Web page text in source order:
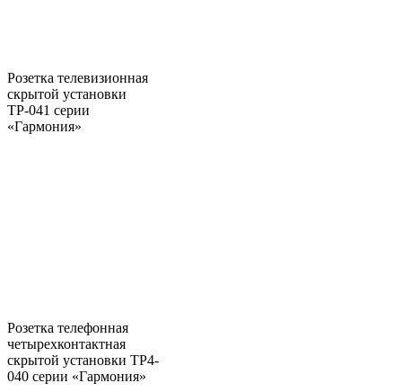
Розетка телевизионная
скрытой установки
ТР-041 серии
«Гармония»
Розетка телефонная
четырехконтактная
скрытой установки ТР4-
040 серии «Гармония»